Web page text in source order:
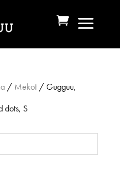
/ Mekot/ Gugguu,
dots, S